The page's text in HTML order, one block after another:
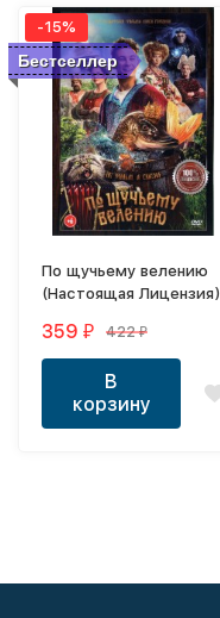
Бестселлер
-15%
По щучьему велению
(Настоящая Лицензия)
359 ₽ 422₽
В
корзину